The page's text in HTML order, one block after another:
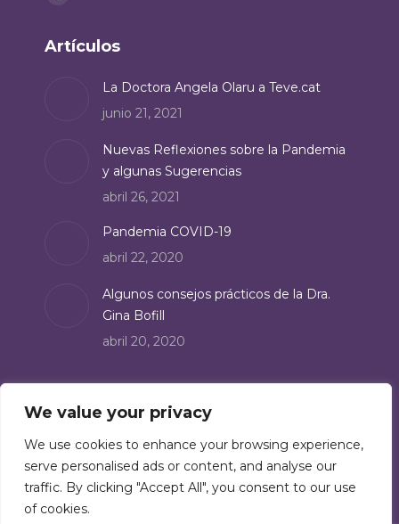
We value your privacy
We use cookies to enhance your browsing experience,
serve personalised ads or content, and analyse our
traffic. By clicking "Accept All", you consent to our use
of cookies.
opens
window
Artículos
La Doctora Angela Olaru a Teve.cat
junio 21, 2021
Nuevas Reflexiones sobre la Pandemia
y algunas Sugerencias
abril 26, 2021
Pandemia COVID-19
abril 22, 2020
Algunos consejos prácticos de la Dra.
Gina Bofill
abril 20, 2020
Suscríbete